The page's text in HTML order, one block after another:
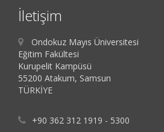
İletişim
Ondokuz Mayıs Üniversitesi
Eğitim Fakültesi
Kurupelit Kampüsü
55200 Atakum, Samsun
TÜRKİYE
+90 362 312 1919 - 5300